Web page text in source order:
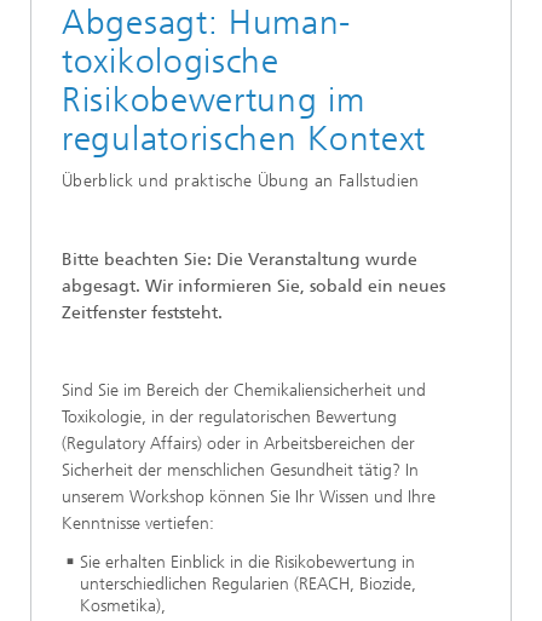
Abgesagt: Human-
toxikologische
Risikobewertung im
regulatorischen Kontext
Überblick und praktische Übung an Fallstudien
Bitte beachten Sie: Die Veranstaltung wurde
abgesagt. Wir informieren Sie, sobald ein neues
Zeitfenster feststeht.
Sind Sie im Bereich der Chemikaliensicherheit und
Toxikologie, in der regulatorischen Bewertung
(Regulatory Affairs) oder in Arbeitsbereichen der
Sicherheit der menschlichen Gesundheit tätig? In
unserem Workshop können Sie Ihr Wissen und Ihre
Kenntnisse vertiefen:
Sie erhalten Einblick in die Risikobewertung in
unterschiedlichen Regularien (REACH, Biozide,
Kosmetika),